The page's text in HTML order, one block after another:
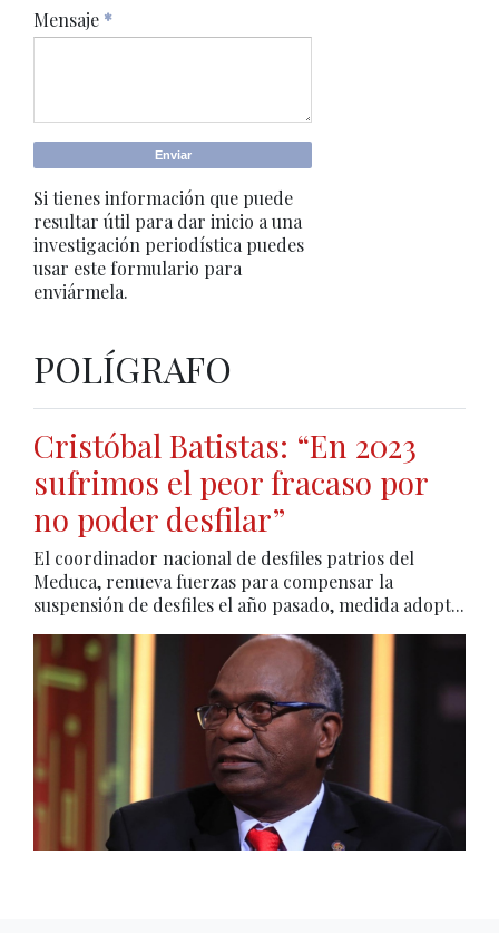
Mensaje *
Si tienes información que puede
resultar útil para dar inicio a una
investigación periodística puedes
usar este formulario para
enviármela.
POLÍGRAFO
Cristóbal Batistas: “En 2023
sufrimos el peor fracaso por
no poder desfilar”
El coordinador nacional de desfiles patrios del
Meduca, renueva fuerzas para compensar la
suspensión de desfiles el año pasado, medida adopt...